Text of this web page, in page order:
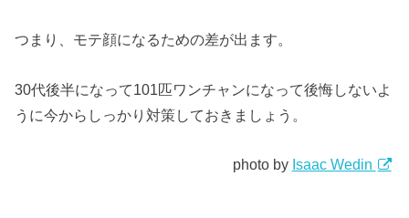
つまり、モテ顔になるための差が出ます。
30代後半になって101匹ワンチャンになって後悔しないよ
うに今からしっかり対策しておきましょう。
photo by Isaac Wedin